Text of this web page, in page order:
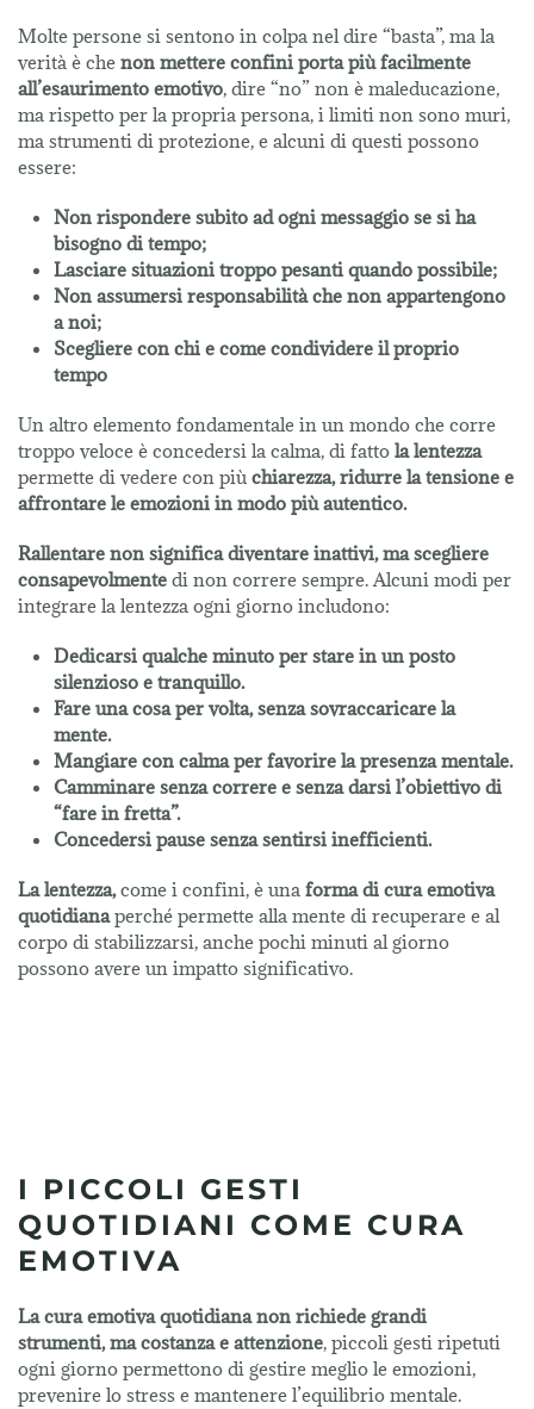
Molte persone si sentono in colpa nel dire “basta”, ma la
verità è che non mettere confini porta più facilmente
all’esaurimento emotivo, dire “no” non è maleducazione,
ma rispetto per la propria persona, i limiti non sono muri,
ma strumenti di protezione, e alcuni di questi possono
essere:
Non rispondere subito ad ogni messaggio se si ha
bisogno di tempo;
Lasciare situazioni troppo pesanti quando possibile;
Non assumersi responsabilità che non appartengono
a noi;
Scegliere con chi e come condividere il proprio
tempo
Un altro elemento fondamentale in un mondo che corre
troppo veloce è concedersi la calma, di fatto la lentezza
permette di vedere con più chiarezza, ridurre la tensione e
affrontare le emozioni in modo più autentico.
Rallentare non significa diventare inattivi, ma scegliere
consapevolmente di non correre sempre. Alcuni modi per
integrare la lentezza ogni giorno includono:
Dedicarsi qualche minuto per stare in un posto
silenzioso e tranquillo.
Fare una cosa per volta, senza sovraccaricare la
mente.
Mangiare con calma per favorire la presenza mentale.
Camminare senza correre e senza darsi l’obiettivo di
“fare in fretta”.
Concedersi pause senza sentirsi inefficienti.
La lentezza,come i confini, è una forma di cura emotiva
quotidianaperché permette alla mente di recuperare e al
corpo di stabilizzarsi, anche pochi minuti al giorno
possono avere un impatto significativo.
I PICCOLI GESTI
QUOTIDIANI COME CURA
EMOTIVA
La cura emotiva quotidiana non richiede grandi
strumenti, ma costanza e attenzione, piccoli gesti ripetuti
ogni giorno permettono di gestire meglio le emozioni,
prevenire lo stress e mantenere l’equilibrio mentale.